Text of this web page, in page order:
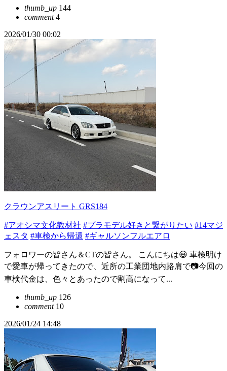
thumb_up 144
comment4
2026/01/30 00:02
クラウンアスリート GRS184
#アオシマ文化教材社 #プラモデル好きと繋がりたい #14マジ
ェスタ #車検から帰還 #ギャルソンフルエアロ
フォロワーの皆さん＆CTの皆さん。 こんにちは😃 車検明け
で愛車が帰ってきたので、近所の工業団地内路肩で📷️今回の
車検代金は、色々とあったので割高になって...
thumb_up 126
comment10
2026/01/24 14:48